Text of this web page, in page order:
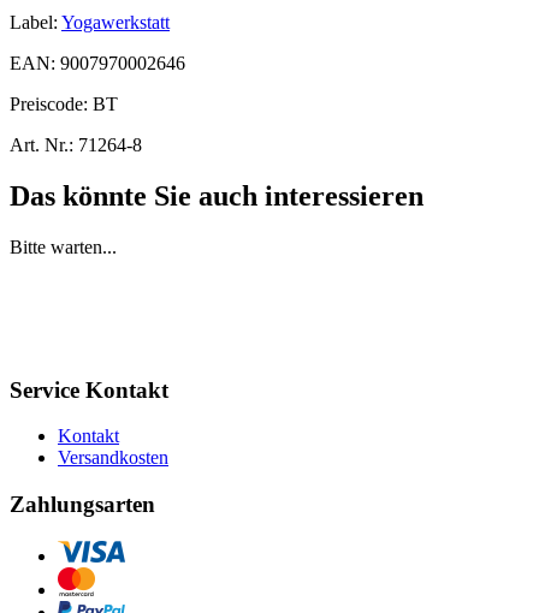
Label: Yogawerkstatt
EAN: 9007970002646
Preiscode: BT
Art. Nr.: 71264-8
Das könnte Sie auch interessieren
Bitte warten...
Service Kontakt
Kontakt
Versandkosten
Zahlungsarten